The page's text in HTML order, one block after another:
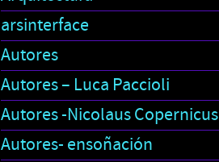
arsinterface
Autores
Autores – Luca Paccioli
Autores -Nicolaus Copernicus
Autores- ensoñación